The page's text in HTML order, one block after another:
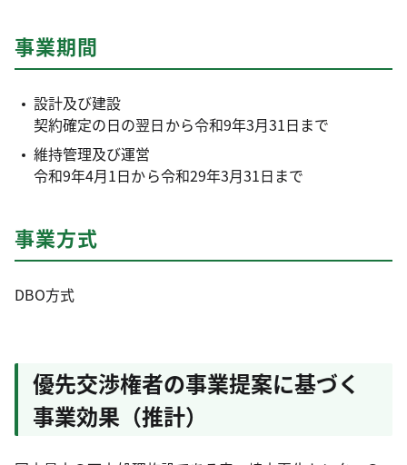
事業期間
設計及び建設
契約確定の日の翌日から令和9年3月31日まで
維持管理及び運営
令和9年4月1日から令和29年3月31日まで
事業方式
DBO方式
優先交渉権者の事業提案に基づく
事業効果（推計）